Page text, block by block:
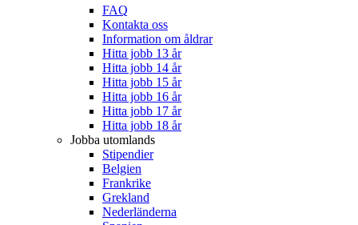
FAQ
Kontakta oss
Information om åldrar
Hitta jobb 13 år
Hitta jobb 14 år
Hitta jobb 15 år
Hitta jobb 16 år
Hitta jobb 17 år
Hitta jobb 18 år
Jobba utomlands
Stipendier
Belgien
Frankrike
Grekland
Nederländerna